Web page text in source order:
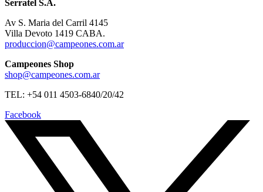
Serratel S.A.
Av S. Maria del Carril 4145
Villa Devoto 1419 CABA.
produccion@campeones.com.ar
Campeones Shop
shop@campeones.com.ar
TEL: +54 011 4503-6840/20/42
Facebook